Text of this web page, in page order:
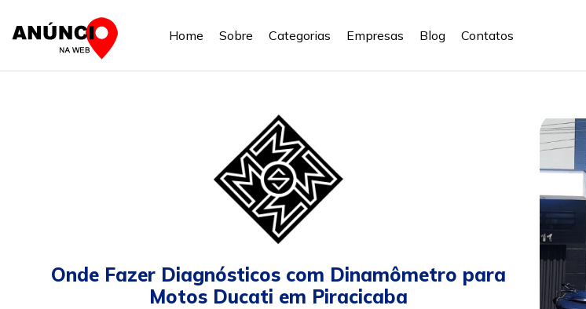
Home Sobre Categorias Empresas Blog Contatos
Onde Fazer Diagnósticos com Dinamômetro para
Motos Ducati em Piracicaba